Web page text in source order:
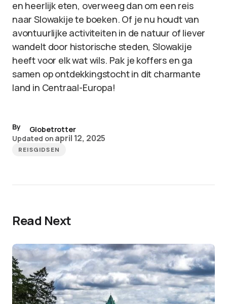
en heerlijk eten, overweeg dan om een reis
naar Slowakije te boeken. Of je nu houdt van
avontuurlijke activiteiten in de natuur of liever
wandelt door historische steden, Slowakije
heeft voor elk wat wils. Pak je koffers en ga
samen op ontdekkingstocht in dit charmante
land in Centraal-Europa!
By
Globetrotter
Updated on april 12, 2025
REISGIDSEN
Read Next